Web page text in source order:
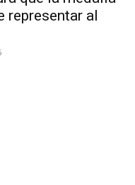
representar al